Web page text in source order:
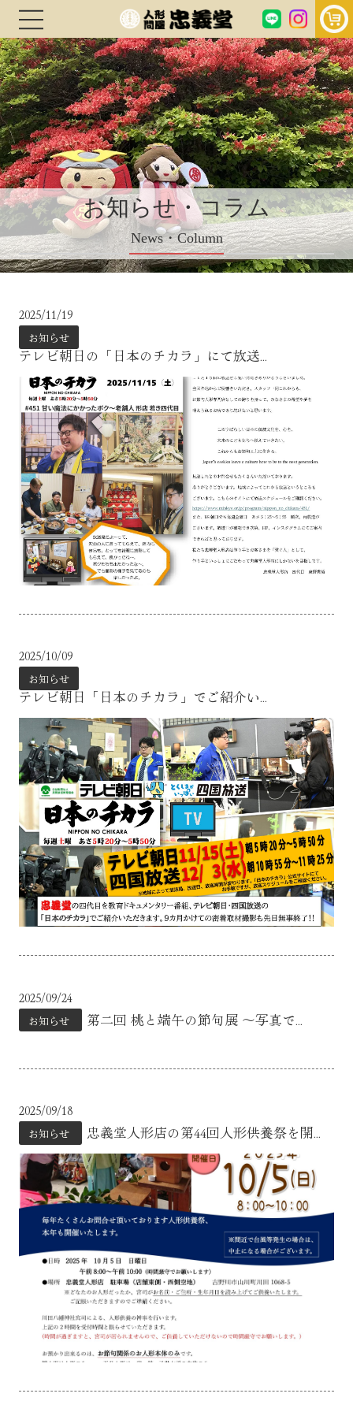
お知らせ・コラム
News・Column
2025/11/19
お知らせ
テレビ朝日の「日本のチカラ」にて放送...
2025/10/09
お知らせ
テレビ朝日「日本のチカラ」でご紹介い...
2025/09/24
お知らせ 第二回 桃と端午の節句展 ～写真で...
2025/09/18
お知らせ 忠義堂人形店の第44回人形供養祭を開...